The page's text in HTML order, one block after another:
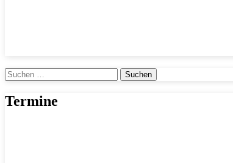
Suchen
nach:
Termine